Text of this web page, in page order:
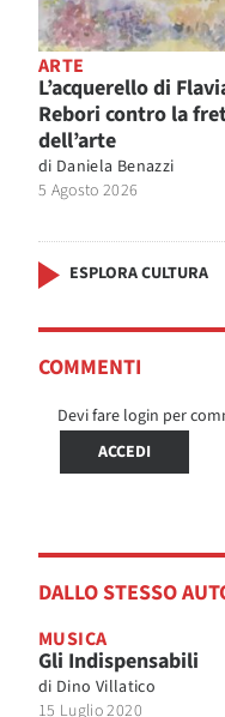
ARTE
L’acquerello di
Rebori contro la
dell’arte
di Daniela Benazzi
5 Agosto 2026
ESPLORA CULTURA
COMMENTI
Devi fare login per
ACCEDI
DALLO STESSO
MUSICA
Gli Indispensabili
di Dino Villatico
15 Luglio 2020